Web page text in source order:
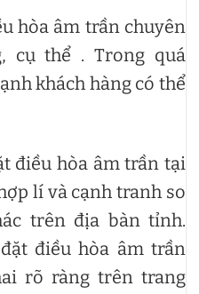
hòa âm trần chuyên
cụ thể . Trong quá
khách hàng có thể
điều hòa âm trần tại
lí và cạnh tranh so
trên địa bàn tỉnh.
điều hòa âm trần
rõ ràng trên trang